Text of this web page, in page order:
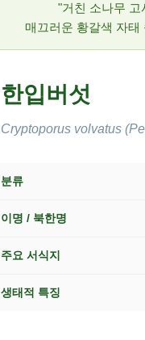
"거친 소나무
매끄러운 황갈색 자
한입버섯
Cryptoporus volvatus
분류
이명 / 북한명
주요 서식지
생태적 특징